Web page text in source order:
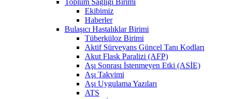
Ekibimiz
Haberler
Bulaşıcı Hastalıklar Birimi
Tüberküloz Birimi
Aktif Sürveyans Güncel Tanı Kodları
Akut Flask Paralizi (AFP)
Aşı Sonrası İstenmeyen Etki (ASİE)
Aşı Takvimi
Aşı Uygulama Yazıları
ATS